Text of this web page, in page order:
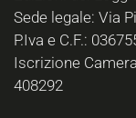
Sede legale: Via
P.Iva e C.F.:
Iscrizione
408292